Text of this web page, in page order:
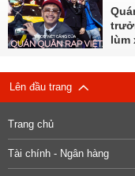
lùm
Lên đầu trang
Trang chủ
Tài chính - Ngân hàng